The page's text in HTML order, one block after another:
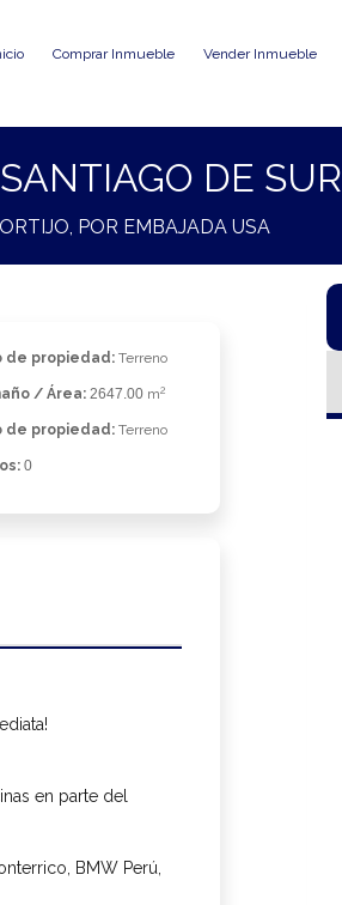
Comprar Inmueble Vender Inmueble
DE
POR EMBAJADA USA
de propiedad:Terreno
/ Área: 2647.00m2
de propiedad:Terreno
0
en parte del
BMW Perú,